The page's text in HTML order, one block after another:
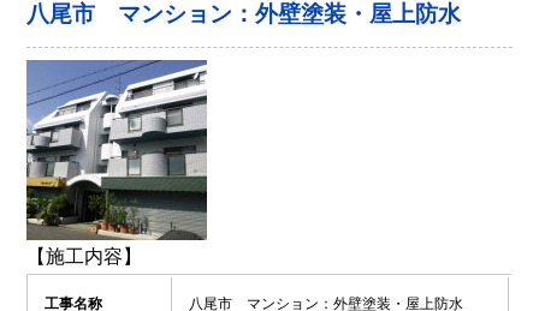
八尾市 マンション：外壁塗装・屋上防水
【施工内容】
工事名称 八尾市 マンション：外壁塗装・屋上防水